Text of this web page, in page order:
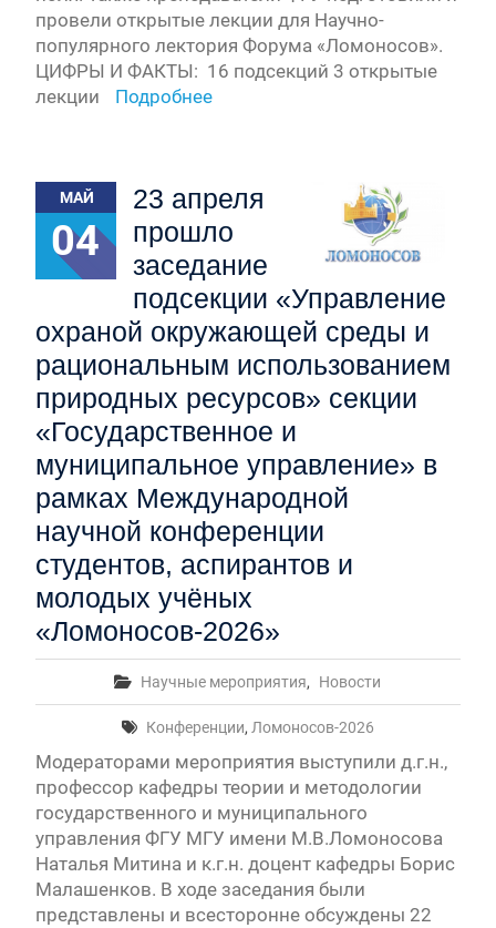
провели открытые лекции для Научно-
популярного лектория Форума «Ломоносов».
ЦИФРЫ И ФАКТЫ: 16 подсекций 3 открытые
лекции
Подробнее
МАЙ
04
23 апреля
прошло
заседание
подсекции «Управление
охраной окружающей среды и
рациональным использованием
природных ресурсов» секции
«Государственное и
муниципальное управление» в
рамках Международной
научной конференции
студентов, аспирантов и
молодых учёных
«Ломоносов-2026»
Научные мероприятия, Новости
Конференции, Ломоносов-2026
Модераторами мероприятия выступили д.г.н.,
профессор кафедры теории и методологии
государственного и муниципального
управления ФГУ МГУ имени М.В.Ломоносова
Наталья Митина и к.г.н. доцент кафедры Борис
Малашенков. В ходе заседания были
представлены и всесторонне обсуждены 22